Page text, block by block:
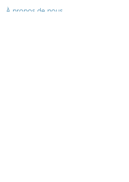
À propos de nous